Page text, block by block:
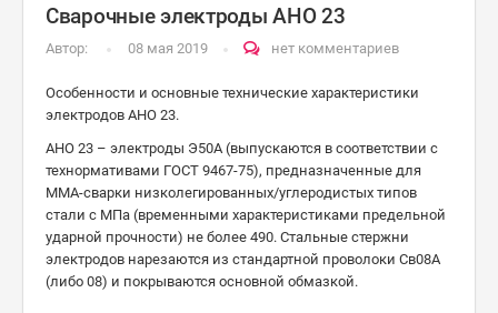
Сварочные электроды АНО 23
Автор: 08 мая 2019 нет комментариев
Особенности и основные технические характеристики
электродов АНО 23.
АНО 23 – электроды Э50А (выпускаются в соответствии с
технормативами ГОСТ 9467-75), предназначенные для
ММА-сварки низколегированных/углеродистых типов
стали с МПа (временными характеристиками предельной
ударной прочности) не более 490. Стальные стержни
электродов нарезаются из стандартной проволоки Св08А
(либо 08) и покрываются основной обмазкой.